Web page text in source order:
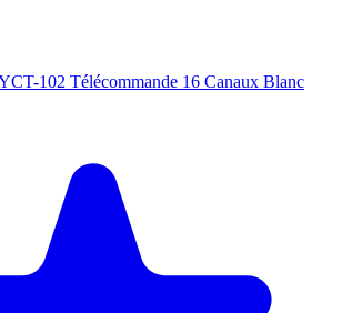
102 Télécommande 16 Canaux Blanc